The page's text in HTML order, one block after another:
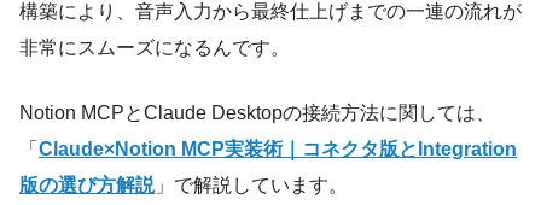
構築により、音声入力から最終仕上げまでの一連の流れが
非常にスムーズになるんです。
Notion MCPとClaude Desktopの接続方法に関しては、
「 Claude×Notion MCP実装術｜コネクタ版とIntegration
版の選び方解説」で解説しています。